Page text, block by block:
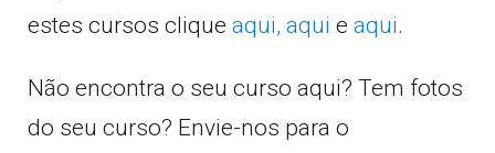
estes cursos clique aqui, aqui e aqui.
Não encontra o seu curso aqui? Tem fotos
do seu curso? Envie-nos para o